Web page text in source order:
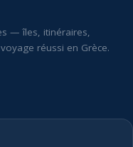
— îles, itinéraires,
réussi en Grèce.